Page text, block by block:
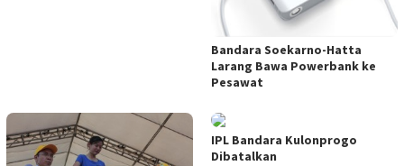
Bandara Soekarno-Hatta
Larang Bawa Powerbank ke
Pesawat
IPL Bandara Kulonprogo
Dibatalkan